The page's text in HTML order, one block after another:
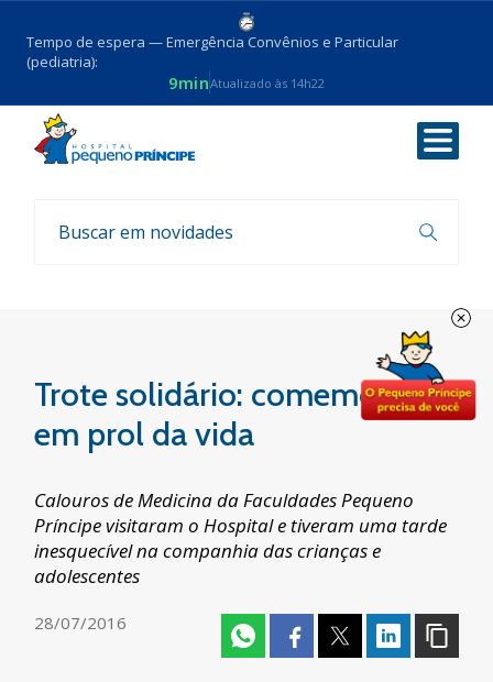
Tempo de espera — Emergência Convênios e Particular
(pediatria):
9minAtualizado às 14h22
Voltar
Notícias
Trote solidário: comemoração
em prol da vida
Calouros de Medicina da Faculdades Pequeno
Príncipe visitaram o Hospital e tiveram uma tarde
inesquecível na companhia das crianças e
adolescentes
28/07/2016